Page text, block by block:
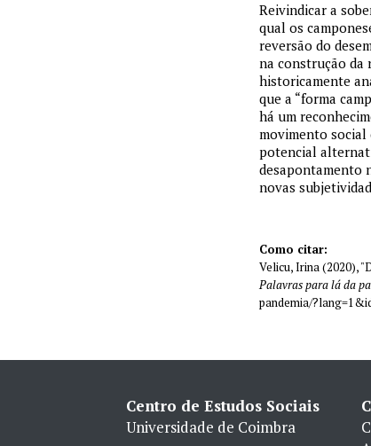
Reivindicar a
qual os
reversão do
na construção da
historicamente
que a “forma
há um
movimento social
potencial
desapontamento
novas
Como citar:
Velicu, Irina (2020),
Palavras para lá da
pandemia/
Centro de Estudos Sociais
Universidade de Coimbra